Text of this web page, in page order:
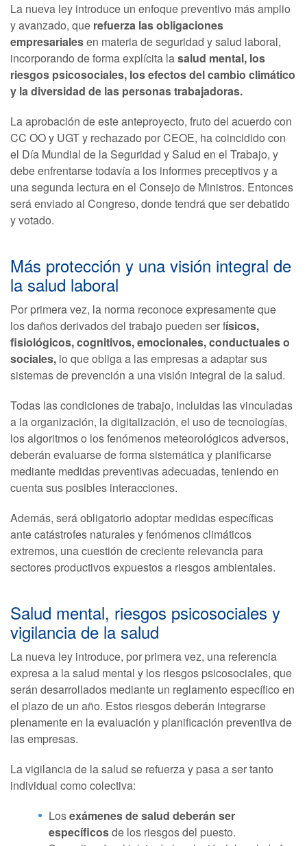
La nueva ley introduce un enfoque preventivo más amplio
y avanzado, que refuerza las obligaciones
empresarialesen materia de seguridad y salud laboral,
incorporando de forma explícita lasalud mental, los
riesgos psicosociales, los efectos del cambio climático
y la diversidad de las personas trabajadoras.
La aprobación de este anteproyecto, fruto del acuerdo con
CC OO y UGT y rechazado por CEOE, ha coincidido con
el Día Mundial de la Seguridad y Salud en el Trabajo, y
debe enfrentarse todavía a los informes preceptivos y a
una segunda lectura en el Consejo de Ministros. Entonces
será enviado al Congreso, donde tendrá que ser debatido
y votado.
Más protección y una visión integral de
la salud laboral
Por primera vez, la norma reconoce expresamente que
los daños derivados del trabajo pueden ser físicos,
fisiológicos, cognitivos, emocionales, conductuales o
sociales, lo que obliga a las empresas a adaptar sus
sistemas de prevención a una visión integral de la salud.
Todas las condiciones de trabajo, incluidas las vinculadas
a la organización, la digitalización, el uso de tecnologías,
los algoritmos o los fenómenos meteorológicos adversos,
deberán evaluarse de forma sistemática y planificarse
mediante medidas preventivas adecuadas, teniendo en
cuenta sus posibles interacciones.
Además, será obligatorio adoptar medidas específicas
ante catástrofes naturales y fenómenos climáticos
extremos, una cuestión de creciente relevancia para
sectores productivos expuestos a riesgos ambientales.
Salud mental, riesgos psicosociales y
vigilancia de la salud
La nueva ley introduce, por primera vez, una referencia
expresa a la salud mental y los riesgos psicosociales, que
serán desarrollados mediante un reglamento específico en
el plazo de un año. Estos riesgos deberán integrarse
plenamente en la evaluación y planificación preventiva de
las empresas.
La vigilancia de la salud se refuerza y pasa a ser tanto
individual como colectiva:
Losexámenes de salud deberán ser
específicosde los riesgos del puesto.